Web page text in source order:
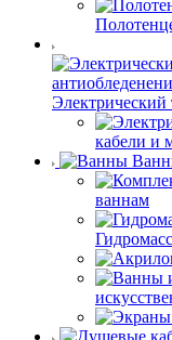
кабели и
ваннам